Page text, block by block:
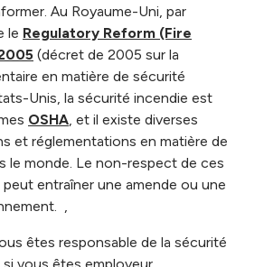
Au Royaume-Uni, par
le Regulatory Reform (Fire
(décret de 2005 sur la
en matière de sécurité
Unis, la sécurité incendie est
OSHA, et il existe diverses
et réglementations en matière de
le monde. Le non-respect de ces
entraîner une amende ou une
,
êtes responsable de la sécurité